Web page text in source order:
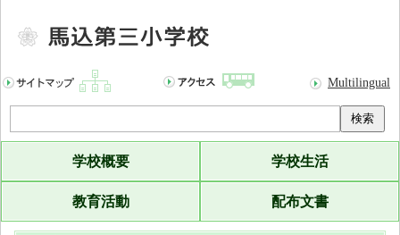
Multilingual
検索
学校概要 学校生活
教育活動 配布文書